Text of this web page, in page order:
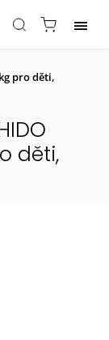
pro děti,
děti,